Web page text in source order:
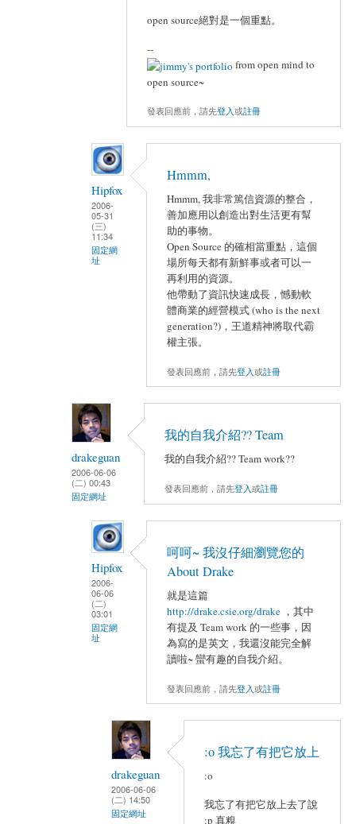
open source絕對是一個重點。
--
from open mind to
open source~
發表回應前，請先登入或註冊
Hipfox
2006-
05-31
(三)
11:34
固定網
址
Hmmm,
Hmmm, 我非常篤信資源的整合，
善加應用以創造出對生活更有幫
助的事物。
Open Source 的確相當重點，這個
場所每天都有新鮮事或者可以一
再利用的資源。
他帶動了資訊快速成長，憾動軟
體商業的經營模式 (who is the next
generation?)，王道精神將取代霸
權主張。
發表回應前，請先登入或註冊
drakeguan
2006-06-06
(二) 00:43
固定網址
我的自我介紹?? Team
我的自我介紹?? Team work??
發表回應前，請先登入或註冊
Hipfox
2006-
06-06
(二)
03:01
固定網
址
呵呵~ 我沒仔細瀏覽您的
About Drake
就是這篇
http://drake.csie.org/drake ，其中
有提及 Team work 的一些事，因
為寫的是英文，我還沒能完全解
讀啦~ 蠻有趣的自我介紹。
發表回應前，請先登入或註冊
drakeguan
2006-06-06
(二) 14:50
固定網址
:o 我忘了有把它放上
:o
我忘了有把它放上去了說
:p 真糗